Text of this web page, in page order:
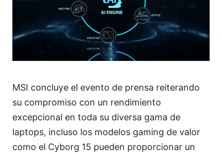
MSI concluye el evento de prensa reiterando
su compromiso con un rendimiento
excepcional en toda su diversa gama de
laptops, incluso los modelos gaming de valor
como el Cyborg 15 pueden proporcionar un